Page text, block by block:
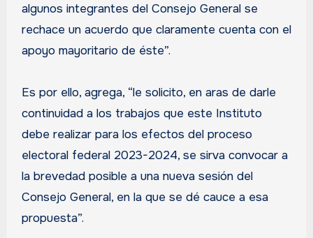
algunos integrantes del Consejo General se
rechace un acuerdo que claramente cuenta con el
apoyo mayoritario de éste”.
Es por ello, agrega, “le solicito, en aras de darle
continuidad a los trabajos que este Instituto
debe realizar para los efectos del proceso
electoral federal 2023-2024, se sirva convocar a
la brevedad posible a una nueva sesión del
Consejo General, en la que se dé cauce a esa
propuesta”.